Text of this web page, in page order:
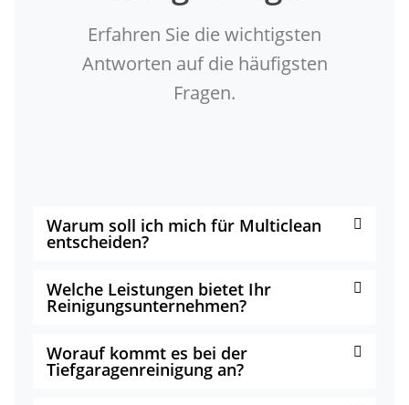
Erfahren Sie die wichtigsten
Antworten auf die häufigsten
Fragen.
Warum soll ich mich für Multiclean
entscheiden?
Welche Leistungen bietet Ihr
Reinigungsunternehmen?
Worauf kommt es bei der
Tiefgaragenreinigung an?